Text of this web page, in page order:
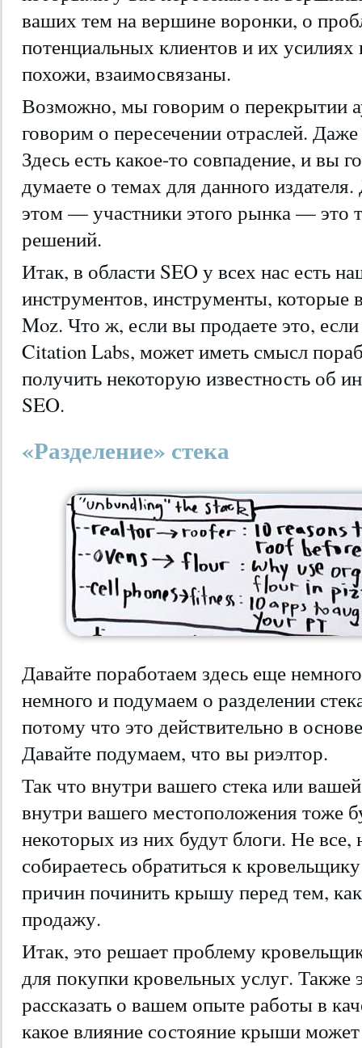
ваших тем на вершине воронки, о
потенциальных клиентов и их
похожи, взаимосвязаны.
Возможно, мы говорим о перекрытии
говорим о пересечении отраслей.
Здесь есть какое-то совпадение, и вы
думаете о темах для данного
этом — участники этого рынка — это
решений.
Итак, в области SEO у всех нас есть
инструментов, инструменты, которые
Moz. Что ж, если вы продаете это, если
Citation Labs, может иметь смысл
получить некоторую известность об
SEO.
«Разделение» стека
Давайте поработаем здесь еще
немного и подумаем о разделении
потому что это действительно в
Давайте подумаем, что вы риэлтор.
Так что внутри вашего стека или
внутри вашего местоположения тоже
некоторых из них будут блоги. Не все,
собираетесь обратиться к
причин починить крышу перед тем,
продажу.
Итак, это решает проблему
для покупки кровельных услуг. Также
рассказать о вашем опыте работы в
какое влияние состояние крыши